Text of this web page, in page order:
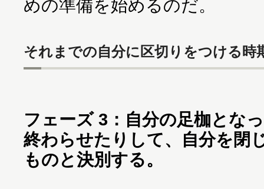
めの準備を始めるのだ。
それまでの自分に区切りをつける時
フェーズ 3：自分の足枷とな
終わらせたりして、自分を閉
ものと決別する。